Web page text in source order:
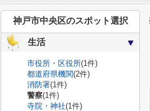
神戸市中央区のスポット選択
生活
市役所・区役所(1件)
都道府県機関(2件)
消防署(1件)
警察(1件)
寺院・神社(1件)